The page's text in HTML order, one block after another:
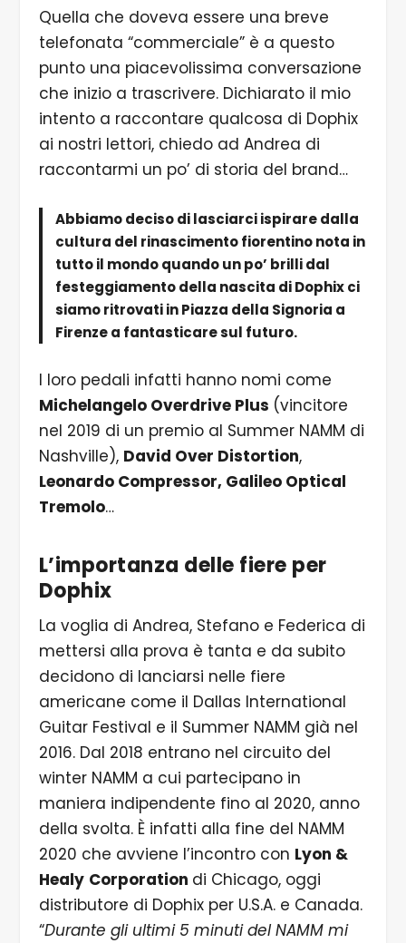
Quella che doveva essere una breve
telefonata “commerciale” è a questo
punto una piacevolissima conversazione
che inizio a trascrivere. Dichiarato il mio
intento a raccontare qualcosa di Dophix
ai nostri lettori, chiedo ad Andrea di
raccontarmi un po’ di storia del brand…
Abbiamo deciso di lasciarci ispirare dalla
cultura del rinascimento fiorentino nota in
tutto il mondo quando un po’ brilli dal
festeggiamento della nascita di Dophix ci
siamo ritrovati in Piazza della Signoria a
Firenze a fantasticare sul futuro.
I loro pedali infatti hanno nomi come
Michelangelo Overdrive Plus (vincitore
nel 2019 di un premio al Summer NAMM di
Nashville), David Over Distortion,
Leonardo Compressor, Galileo Optical
Tremolo…
L’importanza delle fiere per
Dophix
La voglia di Andrea, Stefano e Federica di
mettersi alla prova è tanta e da subito
decidono di lanciarsi nelle fiere
americane come il Dallas International
Guitar Festival e il Summer NAMM già nel
2016. Dal 2018 entrano nel circuito del
winter NAMM a cui partecipano in
maniera indipendente fino al 2020, anno
della svolta. È infatti alla fine del NAMM
2020 che avviene l’incontro con Lyon &
Healy Corporation di Chicago, oggi
distributore di Dophix per U.S.A. e Canada.
“Durante gli ultimi 5 minuti del NAMM mi